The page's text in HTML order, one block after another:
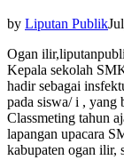
by Liputan Publik
Ogan
Kepala sekolah
hadir sebagai
pada siswa/ i , yang
Classmeting tahun
lapangan upacara
kabupaten ogan ilir,